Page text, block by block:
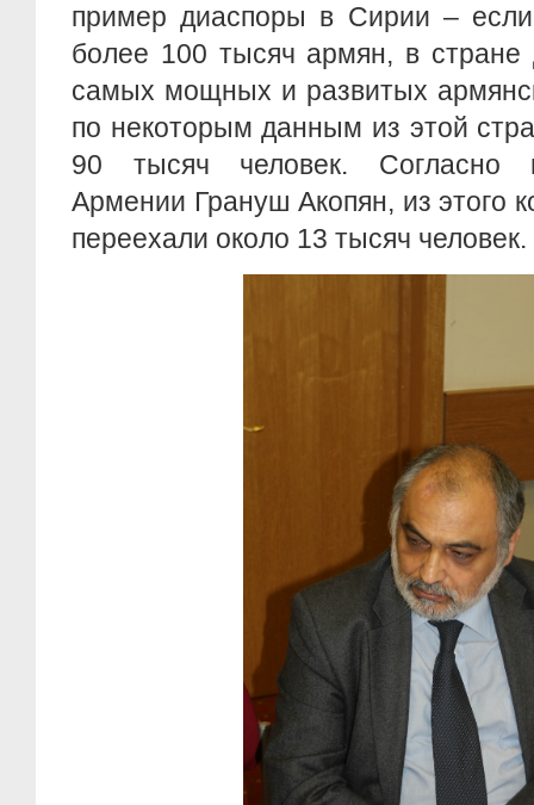
пример диаспоры в Сирии –
более 100 тысяч армян, в стране
самых мощных и развитых
по некоторым данным из этой
90 тысяч человек. Согласно
Армении Грануш Акопян, из этого
переехали около 13 тысяч человек.